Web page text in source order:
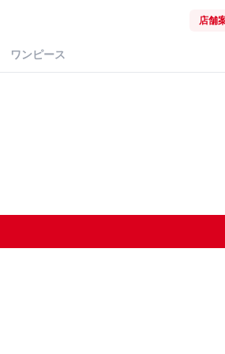
店舗
ワンピース